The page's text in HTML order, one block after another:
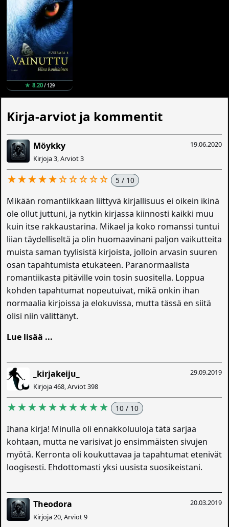
★ 8.20/ 129
Kirja-arviot ja kommentit
19.06.2020
Möykky
Kirjoja 3, Arviot 3
★★★★★☆☆☆☆☆ 5 / 10
Mikään romantiikkaan liittyvä kirjallisuus ei oikein ikinä
ole ollut juttuni, ja nytkin kirjassa kiinnosti kaikki muu
kuin itse rakkaustarina. Mikael ja koko romanssi tuntui
liian täydelliseltä ja olin huomaavinani paljon vaikutteita
muista saman tyylisistä kirjoista, jolloin arvasin suuren
osan tapahtumista etukäteen. Paranormaalista
romantiikasta pitäville voin tosin suositella. Loppua
kohden tapahtumat nopeutuivat, mikä onkin ihan
normaalia kirjoissa ja elokuvissa, mutta tässä en siitä
olisi niin välittänyt.
Lue lisää ...
29.09.2019
_kirjakeiju_
Kirjoja 468, Arviot 398
★★★★★★★★★★ 10 / 10
Ihana kirja! Minulla oli ennakkoluuloja tätä sarjaa
kohtaan, mutta ne varisivat jo ensimmäisten sivujen
myötä. Kerronta oli koukuttavaa ja tapahtumat etenivät
loogisesti. Ehdottomasti yksi uusista suosikeistani.
20.03.2019
Theodora
Kirjoja 20, Arviot 9